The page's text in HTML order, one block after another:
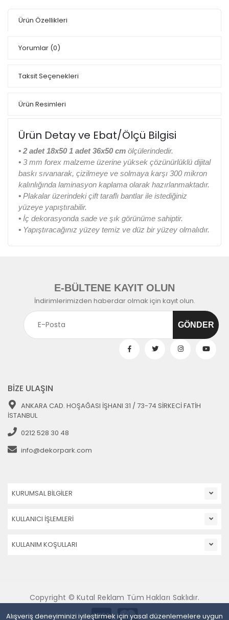
Ürün Özellikleri
Yorumlar (0)
Taksit Seçenekleri
Ürün Resimleri
Ürün Detay ve Ebat/Ölçü Bilgisi
• 2 adet 18x50 1 adet 36x50 cm ölçülerindedir.
• 3 mm forex malzeme üzerine yüksek çözünürlüklü dijital
baskı sıvanarak, çizilmeye ve solmaya karşı 300 mikron
kalınlığında laminasyon kaplama olarak hazırlanmaktadır.
• Plakalar üzerindeki çift taraflı bantlar ile istediğiniz
yüzeye yapıştırabilir.
• İç dekorasyonda sade ve şık görünüme sahiptir.
• Yapıştıracağınız yüzey temiz ve düz bir yüzey olmalıdır.
Alışveriş deneyiminizi iyileştirmek için yasal düzenlemelere uygun
E-BÜLTENE KAYIT OLUN
İndirimlerimizden haberdar olmak için kayıt olun.
BİZE ULAŞIN
ANKARA CAD. HOŞAĞASI İŞHANI 31 / 73-74 SİRKECİ FATİH
İSTANBUL
0212 528 30 48
info@dekorpark.com
KURUMSAL BİLGİLER
KULLANICI İŞLEMLERİ
KULLANIM KOŞULLARI
Copyright © Kutal Reklam Tüm Hakları Saklıdır.